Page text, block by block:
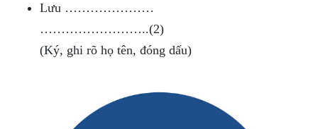
Lưu …………………
……………………..(2)
(Ký, ghi rõ họ tên, đóng dấu)